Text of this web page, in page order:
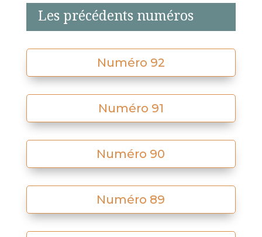
Les précédents numéros
Numéro 92
Numéro 91
Numéro 90
Numéro 89